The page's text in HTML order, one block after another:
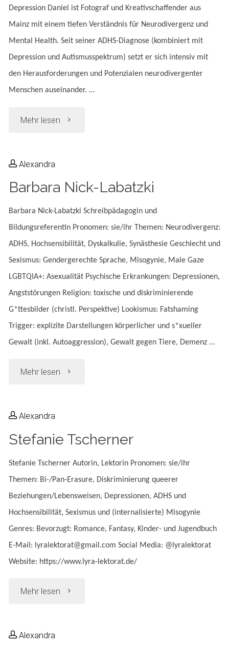
Depression Daniel ist Fotograf und Kreativschaffender aus
Mainz mit einem tiefen Verständnis für Neurodivergenz und
Mental Health. Seit seiner ADHS-Diagnose (kombiniert mit
Depression und Autismusspektrum) setzt er sich intensiv mit
den Herausforderungen und Potenzialen neurodivergenter
Menschen auseinander. …
Mehr lesen "Daniel
Alexandra
Barbara Nick-Labatzki
Barbara Nick-Labatzki Schreibpädagogin und
Bildungsreferentin Pronomen: sie/ihr Themen: Neurodivergenz:
ADHS, Hochsensibilität, Dyskalkulie, Synästhesie Geschlecht und
Sexismus: Gendergerechte Sprache, Misogynie, Male Gaze
LGBTQIA+: Asexualität Psychische Erkrankungen: Depressionen,
Angststörungen Religion: toxische und diskriminierende
G*ttesbilder (christl. Perspektive) Lookismus: Fatshaming
Trigger: explizite Darstellungen körperlicher und s*xueller
Gewalt (inkl. Autoaggression), Gewalt gegen Tiere, Demenz …
Mehr lesen "Barbara
Alexandra
Stefanie Tscherner
Stefanie Tscherner Autorin, Lektorin Pronomen: sie/ihr
Themen: Bi-/Pan-Erasure, Diskriminierung queerer
Beziehungen/Lebensweisen, Depressionen, ADHS und
Hochsensibilität, Sexismus und (internalisierte) Misogynie
Genres: Bevorzugt: Romance, Fantasy, Kinder- und Jugendbuch
E-Mail: lyralektorat@gmail.com Social Media: @lyralektorat
Website: https://www.lyra-lektorat.de/
Mehr lesen "Stefanie
Alexandra